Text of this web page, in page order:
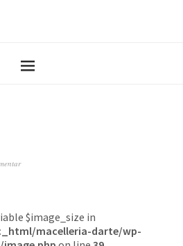
$image_size in
macelleria-darte/wp-